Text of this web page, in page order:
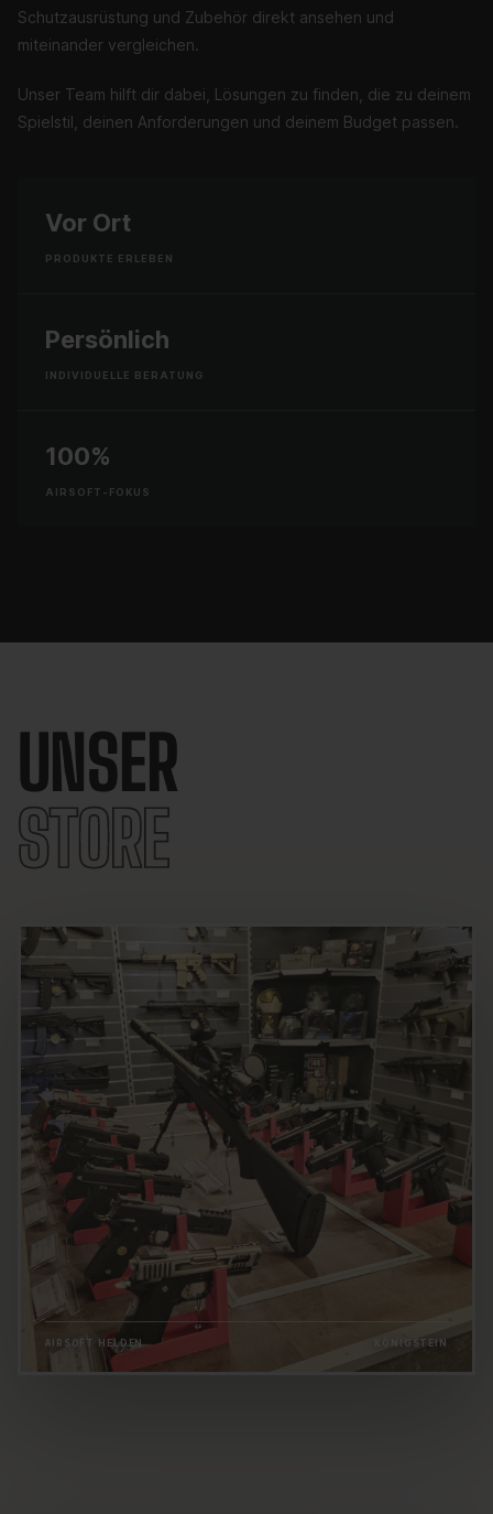
Schutzausrüstung und Zubehör direkt ansehen und
miteinander vergleichen.
Unser Team hilft dir dabei, Lösungen zu finden, die zu deinem
Spielstil, deinen Anforderungen und deinem Budget passen.
Vor Ort
PRODUKTE ERLEBEN
Persönlich
INDIVIDUELLE BERATUNG
100%
AIRSOFT-FOKUS
UNSER
STORE
AIRSOFT HELDEN KÖNIGSTEIN